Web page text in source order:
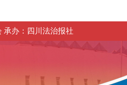
承办：四川法治报社